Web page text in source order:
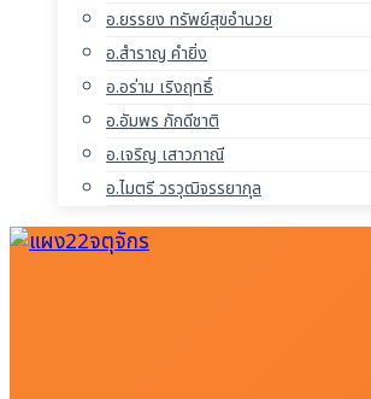
อ.ยรรยง ทรัพย์สุขอำนวย
อ.สำราญ คำยิ่ง
อ.อร่าม เริงฤทธิ์
อ.อัมพร ภักดีชาติ
อ.เจริญ เสาวภาณี
อ.ไมตรี วรวุฒิจรรยากุล